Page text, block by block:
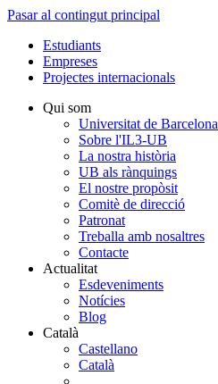
Pasar al contingut principal
Estudiants
Empreses
Projectes internacionals
Qui som
Universitat de Barcelona
Sobre l'IL3-UB
La nostra història
UB als rànquings
El nostre propòsit
Comitè de direcció
Patronat
Treballa amb nosaltres
Contacte
Actualitat
Esdeveniments
Notícies
Blog
Català
Castellano
Català